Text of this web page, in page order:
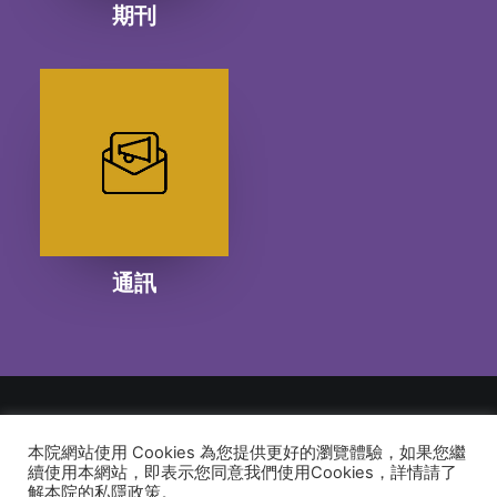
期刊
通訊
© 2026 建道神學院Alliance Bible Seminary. All rights reserved
本院網站使用 Cookies 為您提供更好的瀏覽體驗，如果您繼
續使用本網站，即表示您同意我們使用Cookies，詳情請了
解本院的私隱政策。